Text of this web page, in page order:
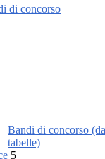
di concorso
Bandi di concorso
tabelle)
5